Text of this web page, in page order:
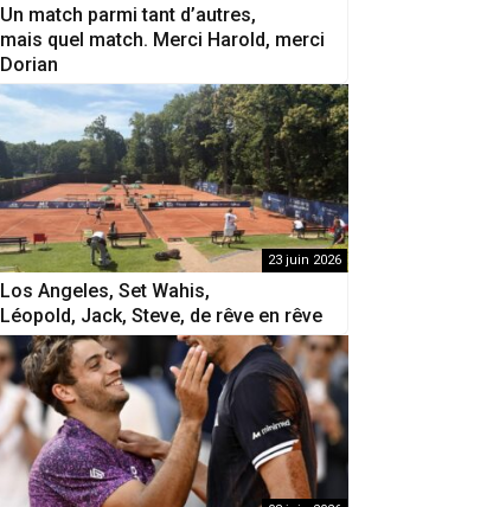
Un match parmi tant d’autres,
mais quel match. Merci Harold, merci
Dorian
23 juin 2026
Los Angeles, Set Wahis,
Léopold, Jack, Steve, de rêve en rêve